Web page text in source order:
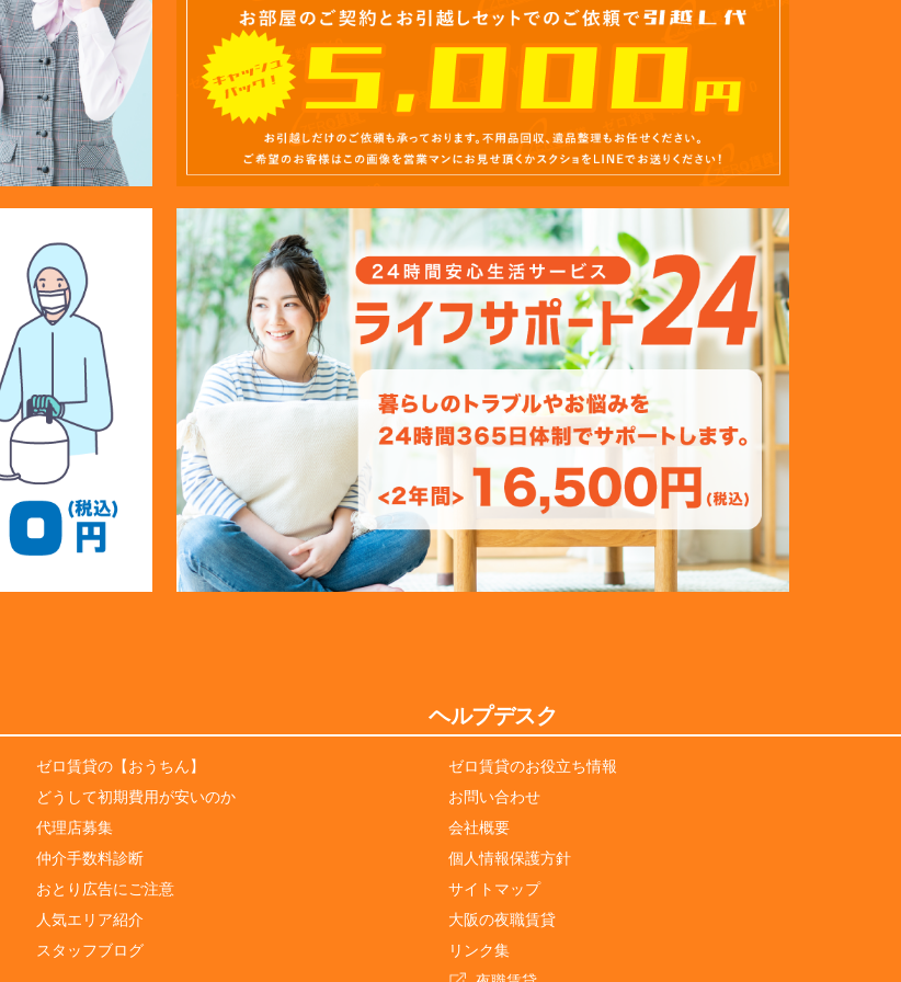
ゼロ賃貸の【おうちん】
どうして初期費用が安いのか
代理店募集
仲介手数料診断
おとり広告にご注意
人気エリア紹介
スタッフブログ
ヘルプデスク
ゼロ賃貸のお役立ち情報
お問い合わせ
会社概要
個人情報保護方針
サイトマップ
大阪の夜職賃貸
リンク集